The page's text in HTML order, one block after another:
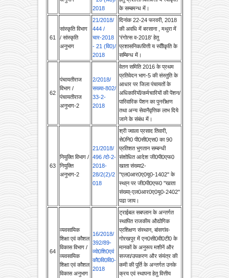
सांस्‍कृति विभाग
अनुभाग
21/2018/
444 /
चार-2018
- 21 (वि0)/
2018
दिनांक 22-24 फरवरी, 2018
की अवधि में बरसाना , मथुरा में
'रंगोत्स व-2018' हेतु
प्रशासनिक/वित्ती य स्वीीकृति के
सम्बिन्ध में।
पंचायतीराज
पंचायतीराज
अनुभाग-2
2/2018/
33-2-
2018
वेतन समिति 2016 के प्रथम
प्रतिवेदन भाग-5 की संस्तुति के
आधार पर जिला पंचायतों के
अधिकारियों/कर्मचारियों की पेंशन/
पारिवारिक पेंशन का पुनरीक्षण
तथा अन्य सेवानैवृत्तिक लाभ दिये
जाने के संबंध में।
अनुभाग-2
2018-
28/2(2)/2
018
श्री ज्‍वाला प्रसाद तिवारी,
से0नि0 पी0सी0एस0 का 90
प्रतिशत भुगतान सम्‍बन्‍धी
संशोधित आदेश जी0पी0एफ0
खाता संख्या2-
''एल0आर0ए0यू0-1402'' के
स्था्न पर जी0पी0एफ0 ''खाता
संख्या्-एल0आर0ए0यू0-2402''
पढा जाय।
विकास विभाग /
व्‍यवसायिक
शिक्षा एवं कौशल
विकास अनुभाग
व्याे0शि0एवं
कौ0वि0वि0-
2018
ट्राईबल सबप्लान के अन्तर्गत
स्थापित राजकीय औद्योगिक
प्रशिक्षण संस्थान, बांसगांव-
गोरखपुर में एन0सी0वी0टी0 के
मानकों के अनुरूप मशीनें और
सज्जा/उपकरण और संयंत्र की
कमी की पूर्ति के अन्तर्गत उनके
क्रय एवं स्थापना हेतु वित्तीय
प्रस्ता्व को स्वीकृत किये जाने के
संबंध में।